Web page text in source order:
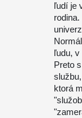
ľudí je
ľudu,
Preto
ktorá